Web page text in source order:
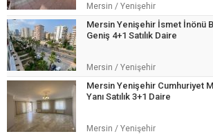
Mersin / Yenişehir
Mersin Yenişehir İsmet İnönü
Geniş 4+1 Satılık Daire
Mersin / Yenişehir
Mersin Yenişehir Cumhuriyet
Yanı Satılık 3+1 Daire
Mersin / Yenişehir